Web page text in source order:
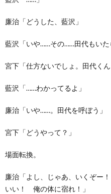
廉治「どうした、藍沢」
藍沢「いや……その……田代もいた
宮下「仕方ないでしょ。田代く
藍沢「……わかってるよ」
廉治「いや……。田代を呼ぼう」
宮下「どうやって？」
場面転換。
廉治「よし、じゃあ、いくぞ
いい！ 俺の体に宿れ！」